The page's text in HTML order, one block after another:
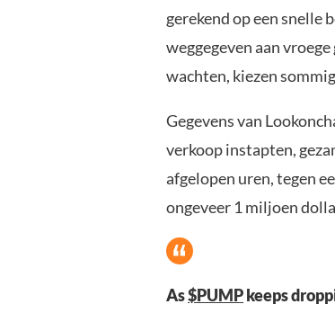
gerekend op een snelle
weggegeven aan
wachten, kiezen
Gegevens van
verkoop instapten,
afgelopen uren, tegen
ongeveer 1 miljoen
As$PUMPkeeps